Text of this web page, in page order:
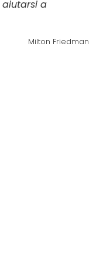
aiutarsi a
Milton Friedman